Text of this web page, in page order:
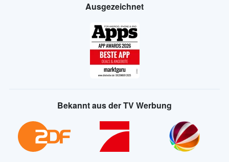
Ausgezeichnet
Bekannt aus der TV Werbung